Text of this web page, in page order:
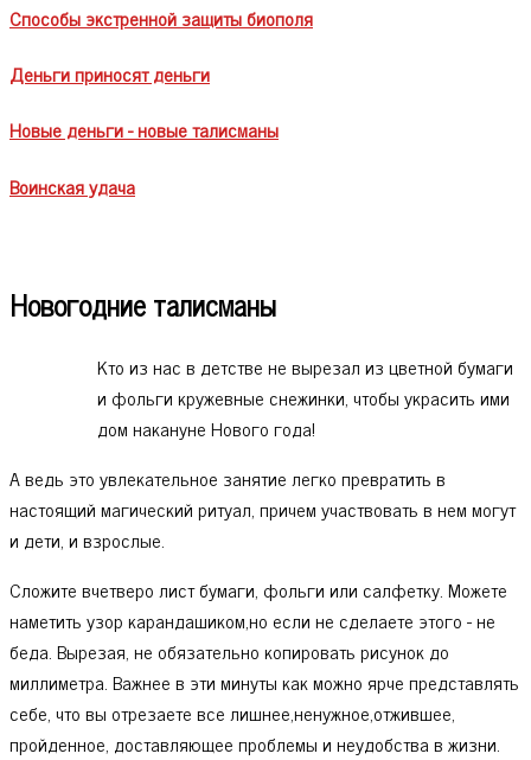
Способы экстренной защиты биополя
Деньги приносят деньги
Новые деньги - новые талисманы
Воинская удача
Новогодние талисманы
Кто из нас в детстве не вырезал из цветной бумаги
и фольги кружевные снежинки, чтобы украсить ими
дом накануне Нового года!
А ведь это увлекательное занятие легко превратить в
настоящий магический ритуал, причем участвовать в нем могут
и дети, и взрослые.
Сложите вчетверо лист бумаги, фольги или салфетку. Можете
наметить узор карандашиком,но если не сделаете этого - не
беда. Вырезая, не обязательно копировать рисунок до
миллиметра. Важнее в эти минуты как можно ярче представлять
себе, что вы отрезаете все лишнее,ненужное,отжившее,
пройденное, доставляющее проблемы и неудобства в жизни.